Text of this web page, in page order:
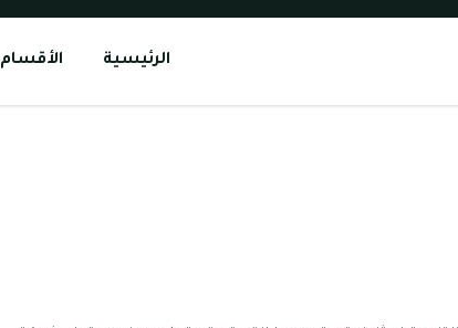
الرئيسية الأقسام